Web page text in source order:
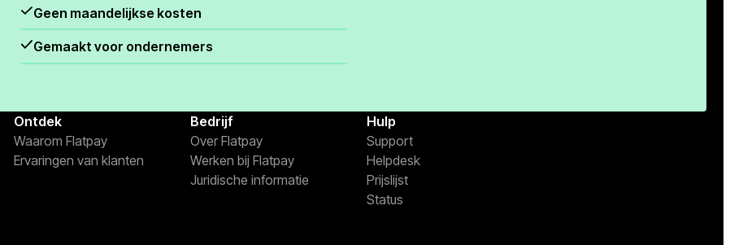
Geen maandelijkse kosten
Gemaakt voor ondernemers
Ontdek
Waarom Flatpay
Ervaringen van klanten
Bedrijf
Over Flatpay
Werken bij Flatpay
Juridische informatie
Hulp
Support
Helpdesk
Prijslijst
Status